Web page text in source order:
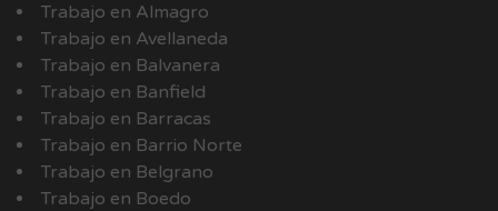
Trabajo en Almagro
Trabajo en Avellaneda
Trabajo en Balvanera
Trabajo en Banfield
Trabajo en Barracas
Trabajo en Barrio Norte
Trabajo en Belgrano
Trabajo en Boedo